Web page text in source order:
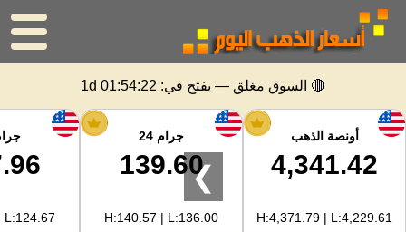
الرئيسية
سعر الذهب
اسعار الفضه
حاسبة الذهب
🔴 السوق مغلق — يفتح في: 1d 01:54:22
أونصة الذهب
4,341.42
H:4,371.79 | L:4,229.61
جرام 24
139.60
H:140.57 | L:136.00
L:124.67
❯